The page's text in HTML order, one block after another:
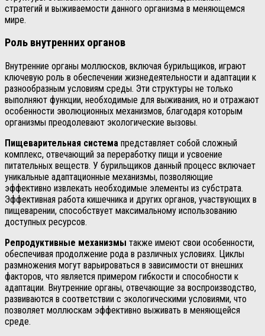
стратегий и выживаемости данного организма в меняющемся
мире.
Роль внутренних органов
Внутренние органы моллюсков, включая бурильщиков, играют
ключевую роль в обеспечении жизнедеятельности и адаптации к
разнообразным условиям среды. Эти структуры не только
выполняют функции, необходимые для выживания, но и отражают
особенности эволюционных механизмов, благодаря которым
организмы преодолевают экологические вызовы.
Пищеварительная система представляет собой сложный
комплекс, отвечающий за переработку пищи и усвоение
питательных веществ. У бурильщиков данный процесс включает
уникальные адаптационные механизмы, позволяющие
эффективно извлекать необходимые элементы из субстрата.
Эффективная работа кишечника и других органов, участвующих в
пищеварении, способствует максимальному использованию
доступных ресурсов.
Репродуктивные механизмы также имеют свои особенности,
обеспечивая продолжение рода в различных условиях. Циклы
размножения могут варьироваться в зависимости от внешних
факторов, что является примером гибкости и способности к
адаптации. Внутренние органы, отвечающие за воспроизводство,
развиваются в соответствии с экологическими условиями, что
позволяет моллюскам эффективно выживать в меняющейся
среде.